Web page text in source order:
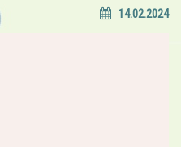
14.02.2024